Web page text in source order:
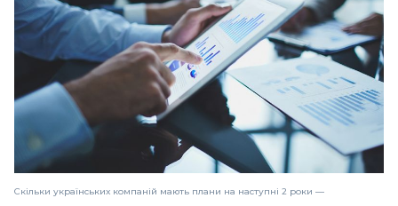
Скільки українських компаній мають плани на наступні 2 роки —